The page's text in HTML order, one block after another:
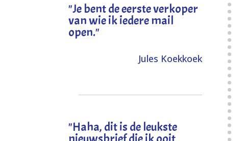
"Je bent de eerste verkoper
van wie ik iedere mail
open."
Jules Koekkoek
"Haha, dit is de leukste